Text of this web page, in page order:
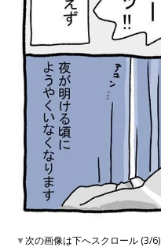
▼次の画像は下へスクロール (3/6)